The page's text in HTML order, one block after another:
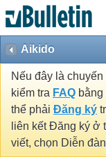
Aikido
Nếu đây là
kiểm tra FAQ
thể phải Đăng ký
liên kết Đăng ký ở
viết, chọn Diễn